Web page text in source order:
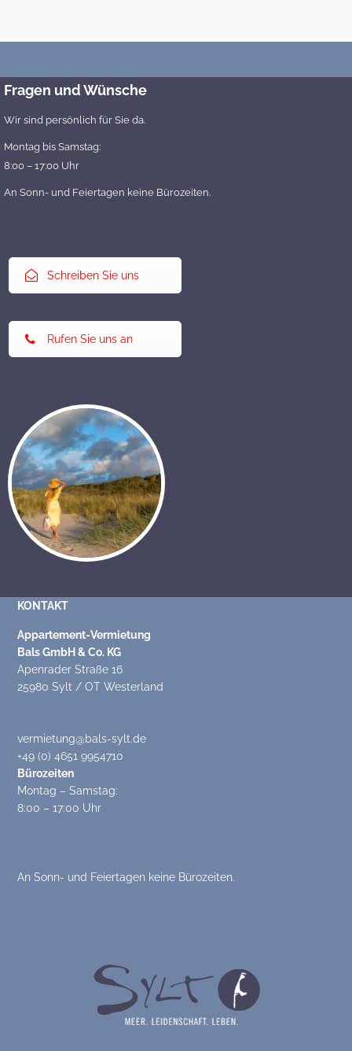
Fragen und Wünsche
Wir sind persönlich für Sie da.
Montag bis Samstag:
8:00 – 17:00 Uhr
An Sonn- und Feiertagen keine Bürozeiten.
Schreiben Sie uns
Rufen Sie uns an
KONTAKT
Appartement-Vermietung
Bals GmbH & Co. KG
Apenrader Straße 16
25980 Sylt / OT Westerland
vermietung@bals-sylt.de
+49 (0) 4651 9954710
Bürozeiten
Montag – Samstag:
8:00 – 17:00 Uhr
An Sonn- und Feiertagen keine Bürozeiten.